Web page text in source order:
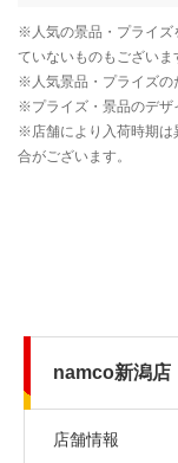
namco新潟店
店舗情報